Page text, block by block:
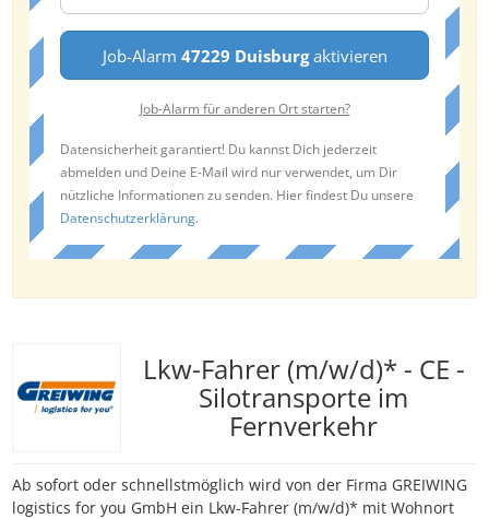
Job-Alarm 47229 Duisburgaktivieren
Job-Alarm für anderen Ort starten?
Datensicherheit garantiert! Du kannst Dich jederzeit
abmelden und Deine E-Mail wird nur verwendet, um Dir
nützliche Informationen zu senden. Hier findest Du unsere
Datenschutzerklärung.
Lkw-Fahrer (m/w/d)* - CE -
Silotransporte im
Fernverkehr
Ab sofort oder schnellstmöglich wird von der Firma GREIWING
logistics for you GmbH ein Lkw-Fahrer (m/w/d)* mit Wohnort